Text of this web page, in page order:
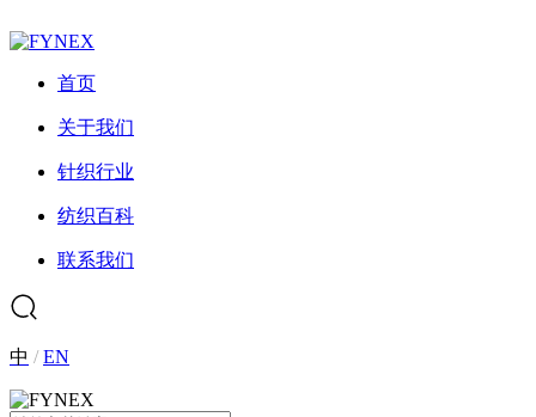
首页
关于我们
针织行业
纺织百科
联系我们
中 /EN